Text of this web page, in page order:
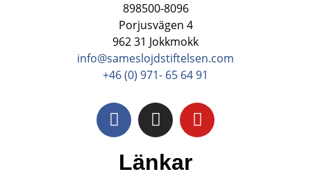
898500-8096
Porjusvägen 4
962 31 Jokkmokk
info@sameslojdstiftelsen.com
+46 (0) 971- 65 64 91
Länkar